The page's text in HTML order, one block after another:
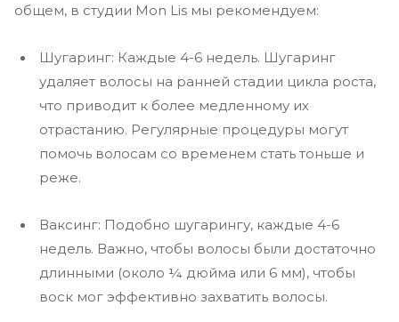
общем, в студии Mon Lis мы рекомендуем:
Шугаринг: Каждые 4-6 недель. Шугаринг
удаляет волосы на ранней стадии цикла роста,
что приводит к более медленному их
отрастанию. Регулярные процедуры могут
помочь волосам со временем стать тоньше и
реже.
Ваксинг: Подобно шугарингу, каждые 4-6
недель. Важно, чтобы волосы были достаточно
длинными (около ¼ дюйма или 6 мм), чтобы
воск мог эффективно захватить волосы.